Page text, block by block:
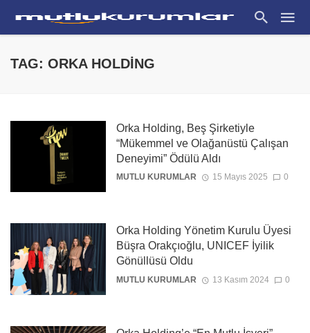
TAG: ORKA HOLDING
Orka Holding, Beş Şirketiyle
“Mükemmel ve Olağanüstü Çalışan
Deneyimi” Ödülü Aldı
MUTLU KURUMLAR 15 Mayıs 2025 0
Orka Holding Yönetim Kurulu Üyesi
Büşra Orakçıoğlu, UNICEF İyilik
Gönüllüsü Oldu
MUTLU KURUMLAR 13 Kasım 2024 0